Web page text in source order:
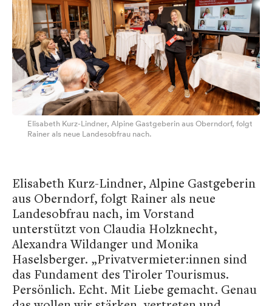
Elisabeth Kurz-Lindner, Alpine Gastgeberin aus Oberndorf, folgt
Rainer als neue Landesobfrau nach.
Elisabeth Kurz-Lindner, Alpine Gastgeberin
aus Oberndorf, folgt Rainer als neue
Landesobfrau nach, im Vorstand
unterstützt von Claudia Holzknecht,
Alexandra Wildanger und Monika
Haselsberger. „Privatvermieter:innen sind
das Fundament des Tiroler Tourismus.
Persönlich. Echt. Mit Liebe gemacht. Genau